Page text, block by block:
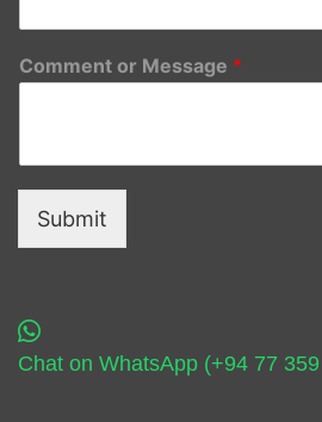
Comment or Message *
Submit
Chat on WhatsApp (+94 77